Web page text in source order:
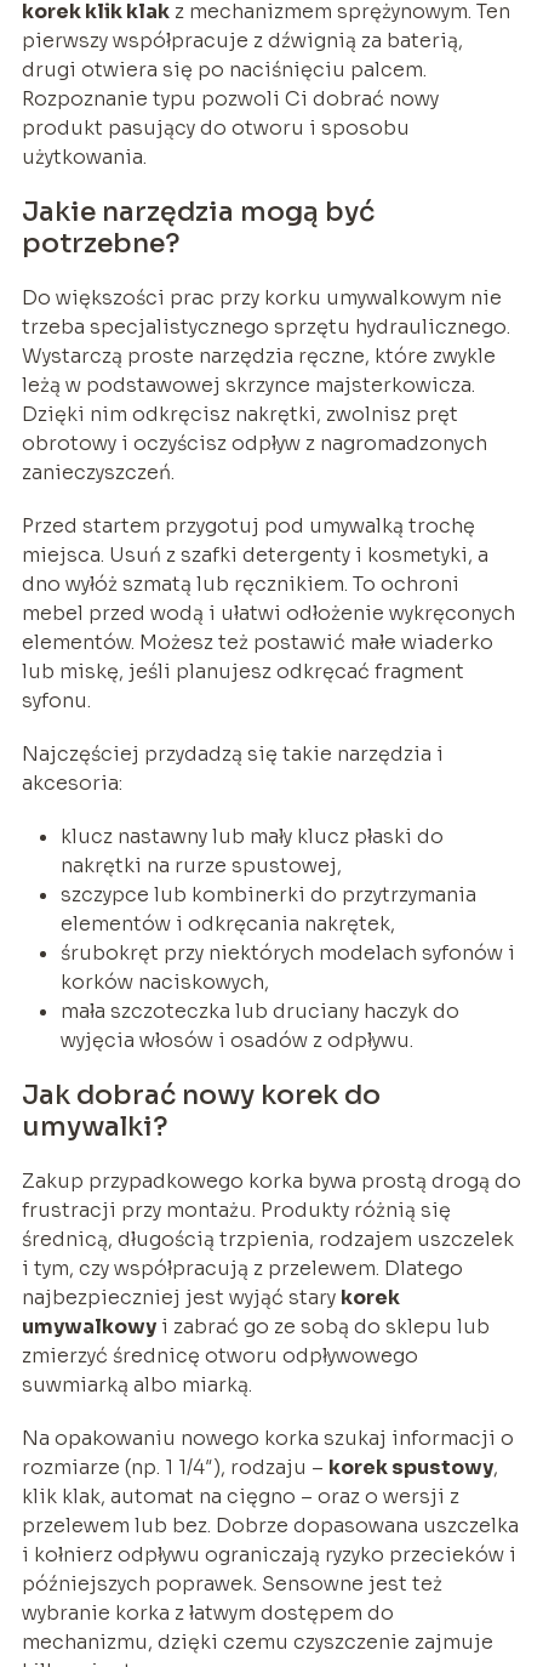
korek klik klakz mechanizmem sprężynowym. Ten
pierwszy współpracuje z dźwignią za baterią,
drugi otwiera się po naciśnięciu palcem.
Rozpoznanie typu pozwoli Ci dobrać nowy
produkt pasujący do otworu i sposobu
użytkowania.
Jakie narzędzia mogą być
potrzebne?
Do większości prac przy korku umywalkowym nie
trzeba specjalistycznego sprzętu hydraulicznego.
Wystarczą proste narzędzia ręczne, które zwykle
leżą w podstawowej skrzynce majsterkowicza.
Dzięki nim odkręcisz nakrętki, zwolnisz pręt
obrotowy i oczyścisz odpływ z nagromadzonych
zanieczyszczeń.
Przed startem przygotuj pod umywalką trochę
miejsca. Usuń z szafki detergenty i kosmetyki, a
dno wyłóż szmatą lub ręcznikiem. To ochroni
mebel przed wodą i ułatwi odłożenie wykręconych
elementów. Możesz też postawić małe wiaderko
lub miskę, jeśli planujesz odkręcać fragment
syfonu.
Najczęściej przydadzą się takie narzędzia i
akcesoria:
klucz nastawny lub mały klucz płaski do
nakrętki na rurze spustowej,
szczypce lub kombinerki do przytrzymania
elementów i odkręcania nakrętek,
śrubokręt przy niektórych modelach syfonów i
korków naciskowych,
mała szczoteczka lub druciany haczyk do
wyjęcia włosów i osadów z odpływu.
Jak dobrać nowy korek do
umywalki?
Zakup przypadkowego korka bywa prostą drogą do
frustracji przy montażu. Produkty różnią się
średnicą, długością trzpienia, rodzajem uszczelek
i tym, czy współpracują z przelewem. Dlatego
najbezpieczniej jest wyjąć stary korek
umywalkowyi zabrać go ze sobą do sklepu lub
zmierzyć średnicę otworu odpływowego
suwmiarką albo miarką.
Na opakowaniu nowego korka szukaj informacji o
rozmiarze (np. 1 1/4″), rodzaju – korek spustowy,
klik klak, automat na cięgno – oraz o wersji z
przelewem lub bez. Dobrze dopasowana uszczelka
i kołnierz odpływu ograniczają ryzyko przecieków i
późniejszych poprawek. Sensowne jest też
wybranie korka z łatwym dostępem do
mechanizmu, dzięki czemu czyszczenie zajmuje